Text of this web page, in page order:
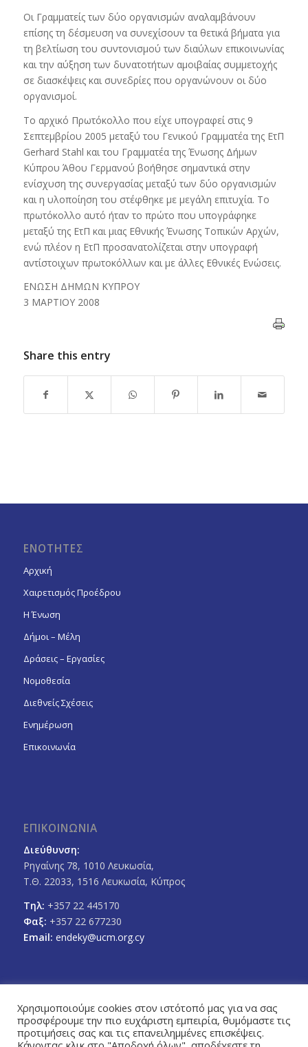
Οι Γραμματείς των δύο οργανισμών αναλαμβάνουν
επίσης τη δέσμευση να συνεχίσουν τα θετικά βήματα για
τη βελτίωση του συντονισμού των διαύλων επικοινωνίας
και την αύξηση των δυνατοτήτων αμοιβαίας συμμετοχής
σε διασκέψεις και συνεδρίες που οργανώνουν οι δύο
οργανισμοί.
Το αρχικό Πρωτόκολλο που είχε υπογραφεί στις 9
Σεπτεμβρίου 2005 μεταξύ του Γενικού Γραμματέα της ΕτΠ
Gerhard Stahl και του Γραμματέα της Ένωσης Δήμων
Κύπρου Άθου Γερμανού βοήθησε σημαντικά στην
ενίσχυση της συνεργασίας μεταξύ των δύο οργανισμών
και η υλοποίηση του στέφθηκε με μεγάλη επιτυχία. Το
πρωτόκολλο αυτό ήταν το πρώτο που υπογράφηκε
μεταξύ της ΕτΠ και μιας Εθνικής Ένωσης Τοπικών Αρχών,
ενώ πλέον η ΕτΠ προσανατολίζεται στην υπογραφή
αντίστοιχων πρωτοκόλλων και με άλλες Εθνικές Ενώσεις.
ΕΝΩΣΗ ΔΗΜΩΝ ΚΥΠΡΟΥ
3 ΜΑΡΤΙΟΥ 2008
Share this entry
ΕΝΟΤΗΤΕΣ
Αρχική
Χαιρετισμός Προέδρου
Η Ένωση
Δήμοι – Μέλη
Δράσεις – Εργασίες
Νομοθεσία
Διεθνείς Σχέσεις
Ενημέρωση
Επικοινωνία
ΕΠΙΚΟΙΝΩΝΙΑ
Διεύθυνση:
Ρηγαίνης 78, 1010 Λευκωσία,
Τ.Θ. 22033, 1516 Λευκωσία, Κύπρος
Τηλ: +357 22 445170
Φαξ: +357 22 677230
Email: endeky@ucm.org.cy
FOLLOW US
Χρησιμοποιούμε cookies στον ιστότοπό μας για να σας
προσφέρουμε την πιο ευχάριστη εμπειρία, θυμόμαστε τις
προτιμήσεις σας και τις επανειλημμένες επισκέψεις.